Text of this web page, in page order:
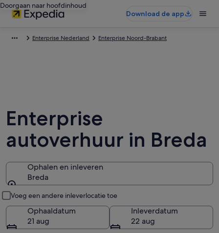
Doorgaan naar hoofdinhoud
Download de app
Enterprise Nederland Enterprise Noord-Brabant
Enterprise
autoverhuur in Breda
Ophalen en inleveren
Breda
Voeg een andere inleverlocatie toe
Ophaaldatum
21 aug
Inleverdatum
22 aug